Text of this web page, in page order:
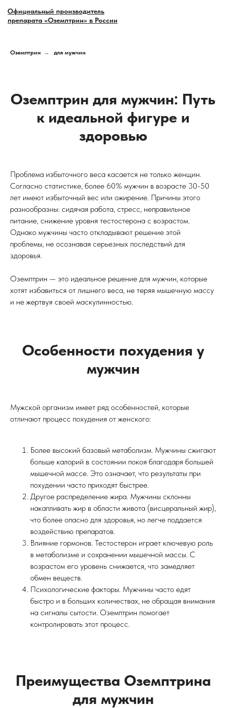
Официальный производитель
препарата «Оземптрин» в России
Оземптрин → для мужчин
Оземптрин для мужчин: Путь
к идеальной фигуре и
здоровью
Проблема избыточного веса касается не только женщин.
Согласно статистике, более 60% мужчин в возрасте 30-50
лет имеют избыточный вес или ожирение. Причины этого
разнообразны: сидячая работа, стресс, неправильное
питание, снижение уровня тестостерона с возрастом.
Однако мужчины часто откладывают решение этой
проблемы, не осознавая серьезных последствий для
здоровья.
Оземптрин — это идеальное решение для мужчин, которые
хотят избавиться от лишнего веса, не теряя мышечную массу
и не жертвуя своей маскулинностью.
Особенности похудения у
мужчин
Мужской организм имеет ряд особенностей, которые
отличают процесс похудения от женского:
Более высокий базовый метаболизм. Мужчины сжигают
больше калорий в состоянии покоя благодаря большей
мышечной массе. Это означает, что результаты при
похудении часто приходят быстрее.
Другое распределение жира. Мужчины склонны
накапливать жир в области живота (висцеральный жир),
что более опасно для здоровья, но легче поддается
воздействию препаратов.
Влияние гормонов. Тестостерон играет ключевую роль
в метаболизме и сохранении мышечной массы. С
возрастом его уровень снижается, что замедляет
обмен веществ.
Психологические факторы. Мужчины часто едят
быстро и в больших количествах, не обращая внимания
на сигналы сытости. Оземптрин помогает
контролировать этот процесс.
Преимущества Оземптрина
для мужчин